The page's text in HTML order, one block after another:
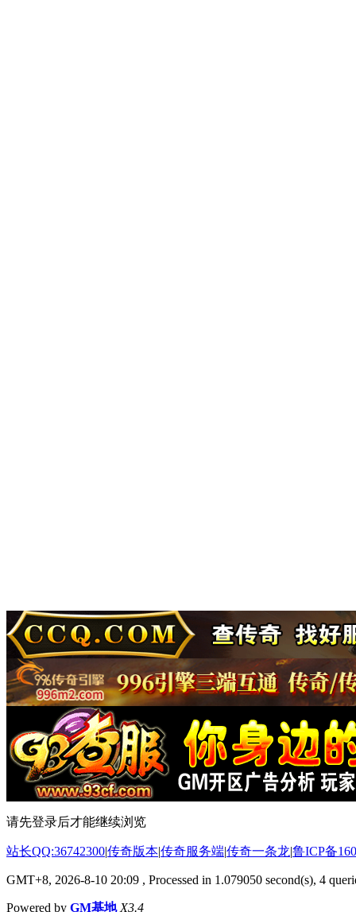
请先登录后才能继续浏览
站长QQ:36742300|传奇版本|传奇服务端|传奇一条龙|鲁ICP备
GMT+8, 2026-8-10 20:09 , Processed in 1.079050 second(s), 4
Powered by GM基地 X3.4